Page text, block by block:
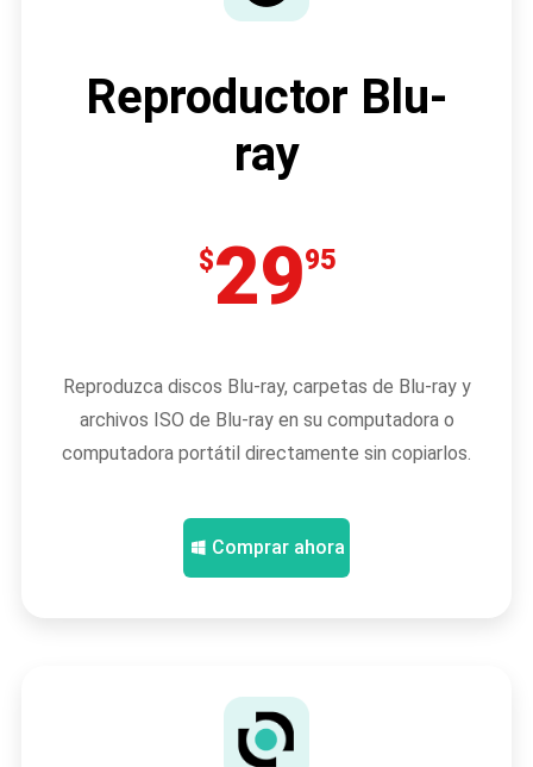
Reproductor Blu-
ray
$2995
Reproduzca discos Blu-ray, carpetas de Blu-ray y
archivos ISO de Blu-ray en su computadora o
computadora portátil directamente sin copiarlos.
Comprar ahora